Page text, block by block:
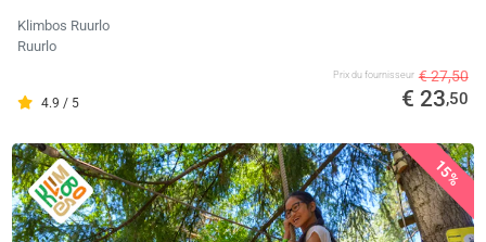
Klimbos Ruurlo
Ruurlo
4.9 / 5
Prix ​​du fournisseur € 27,50
€ 23,50
15%